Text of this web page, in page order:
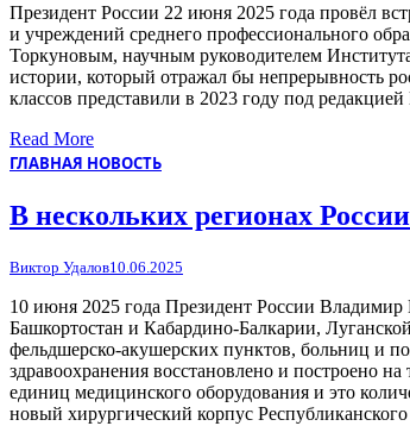
Президент России 22 июня 2025 года провёл
и учреждений среднего профессионального
Торкуновым, научным руководителем
истории, который отражал бы непрерывность
классов представили в 2023 году под
Read More
ГЛАВНАЯ НОВОСТЬ
В нескольких регионах
Виктор Удалов10.06.2025
10 июня 2025 года Президент России
Башкортостан и Кабардино-Балкарии,
фельдшерско-акушерских пунктов, больниц и
здравоохранения восстановлено и построено
единиц медицинского оборудования и это
новый хирургический корпус